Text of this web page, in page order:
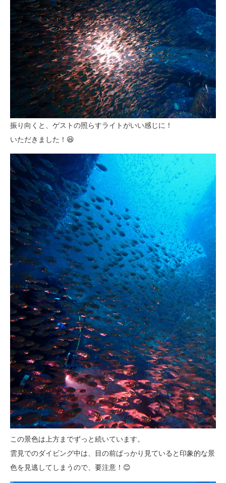
振り向くと、ゲストの照らすライトがいい感じに！
いただきました！😆
この景色は上方までずっと続いています。
雲見でのダイビング中は、目の前ばっかり見ていると印象的な景
色を見逃してしまうので、要注意！😊